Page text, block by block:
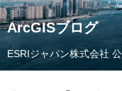
ArcGISブログ
ESRIジャパン株式会社